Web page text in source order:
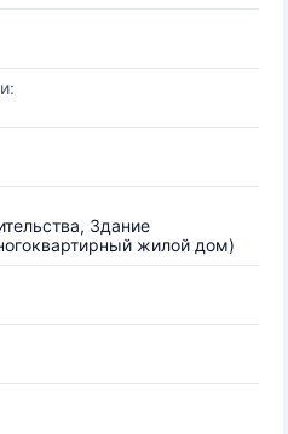
Здание
жилой дом)